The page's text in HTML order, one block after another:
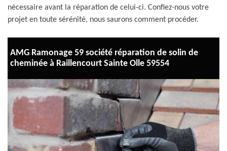
nécessaire avant la réparation de celui-ci. Confiez-nous votre
projet en toute sérénité, nous saurons comment procéder.
AMG Ramonage 59 société réparation de solin de
cheminée à Raillencourt Sainte Olle 59554